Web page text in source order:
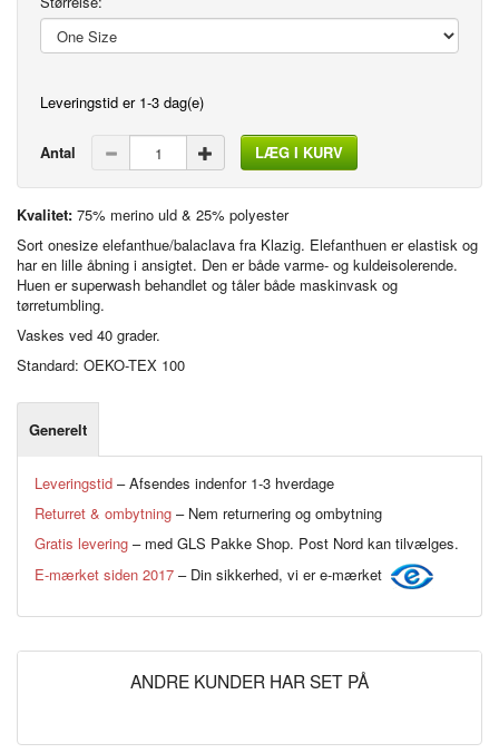
Leveringstid er 1-3 dag(e)
Antal LÆG I KURV
Kvalitet: 75% merino uld & 25% polyester
Sort onesize elefanthue/balaclava fra Klazig. Elefanthuen er elastisk og
har en lille åbning i ansigtet. Den er både varme- og kuldeisolerende.
Huen er superwash behandlet og tåler både maskinvask og
tørretumbling.
Vaskes ved 40 grader.
Standard: OEKO-TEX 100
Generelt
Leveringstid – Afsendes indenfor 1-3 hverdage
Returret & ombytning – Nem returnering og ombytning
Gratis levering – med GLS Pakke Shop. Post Nord kan tilvælges.
E-mærket siden 2017 – Din sikkerhed, vi er e-mærket
ANDRE KUNDER HAR SET PÅ